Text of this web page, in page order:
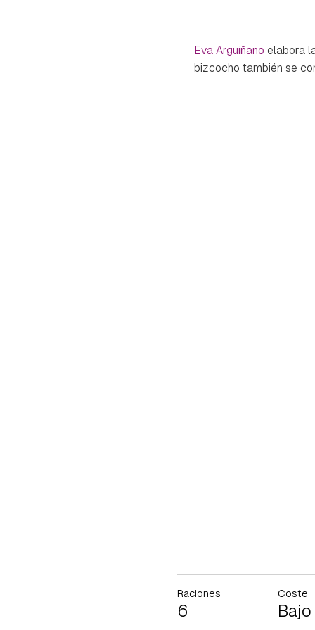
Eva Arguiñano elabora
bizcocho también se
Raciones
6
Coste
Bajo